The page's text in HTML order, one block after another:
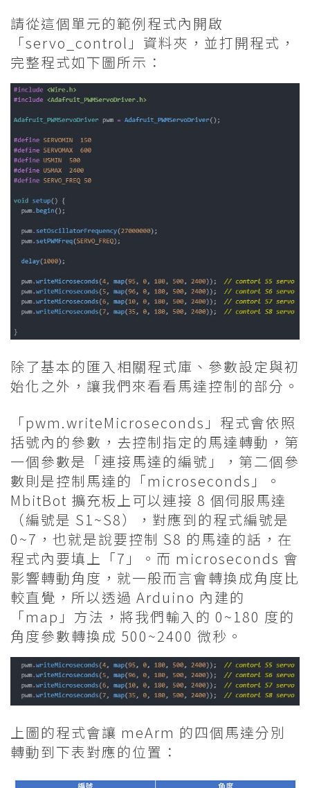
請從這個單元的範例程式內開啟
「servo_control」資料夾，並打開程式，
完整程式如下圖所示：
除了基本的匯入相關程式庫、參數設定與初
始化之外，讓我們來看看馬達控制的部分。
「pwm.writeMicroseconds」程式會依照
括號內的參數，去控制指定的馬達轉動，第
一個參數是「連接馬達的編號」，第二個參
數則是控制馬達的「microseconds」。
MbitBot 擴充板上可以連接 8 個伺服馬達
（編號是 S1~S8），對應到的程式編號是
0~7，也就是說要控制 S8 的馬達的話，在
程式內要填上「7」。而 microseconds 會
影響轉動角度，就一般而言會轉換成角度比
較直覺，所以透過 Arduino 內建的
「map」方法，將我們輸入的 0~180 度的
角度參數轉換成 500~2400 微秒。
上圖的程式會讓 meArm 的四個馬達分別
轉動到下表對應的位置：